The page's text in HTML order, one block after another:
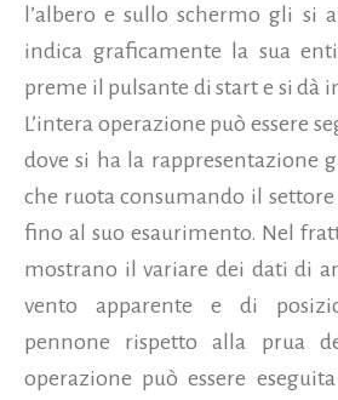
l’albero e sullo schermo gli si
indica graficamente la sua
preme il pulsante di start e si dà
L’intera operazione può essere
dove si ha la rappresentazione
che ruota consumando il
fino al suo esaurimento. Nel
mostrano il variare dei dati di
vento apparente e di
pennone rispetto alla prua
operazione può essere